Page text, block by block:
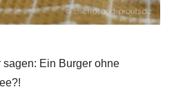
Ein Burger ohne